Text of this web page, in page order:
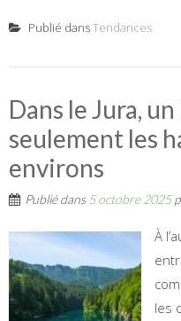
Publié dansTendances
Dans le Jura,
seulement les
environs
Publié dans 5 octobre 2025
À
les